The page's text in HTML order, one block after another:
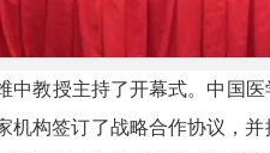
授主持了开幕式。中国医
机构签订了战略合作协议，